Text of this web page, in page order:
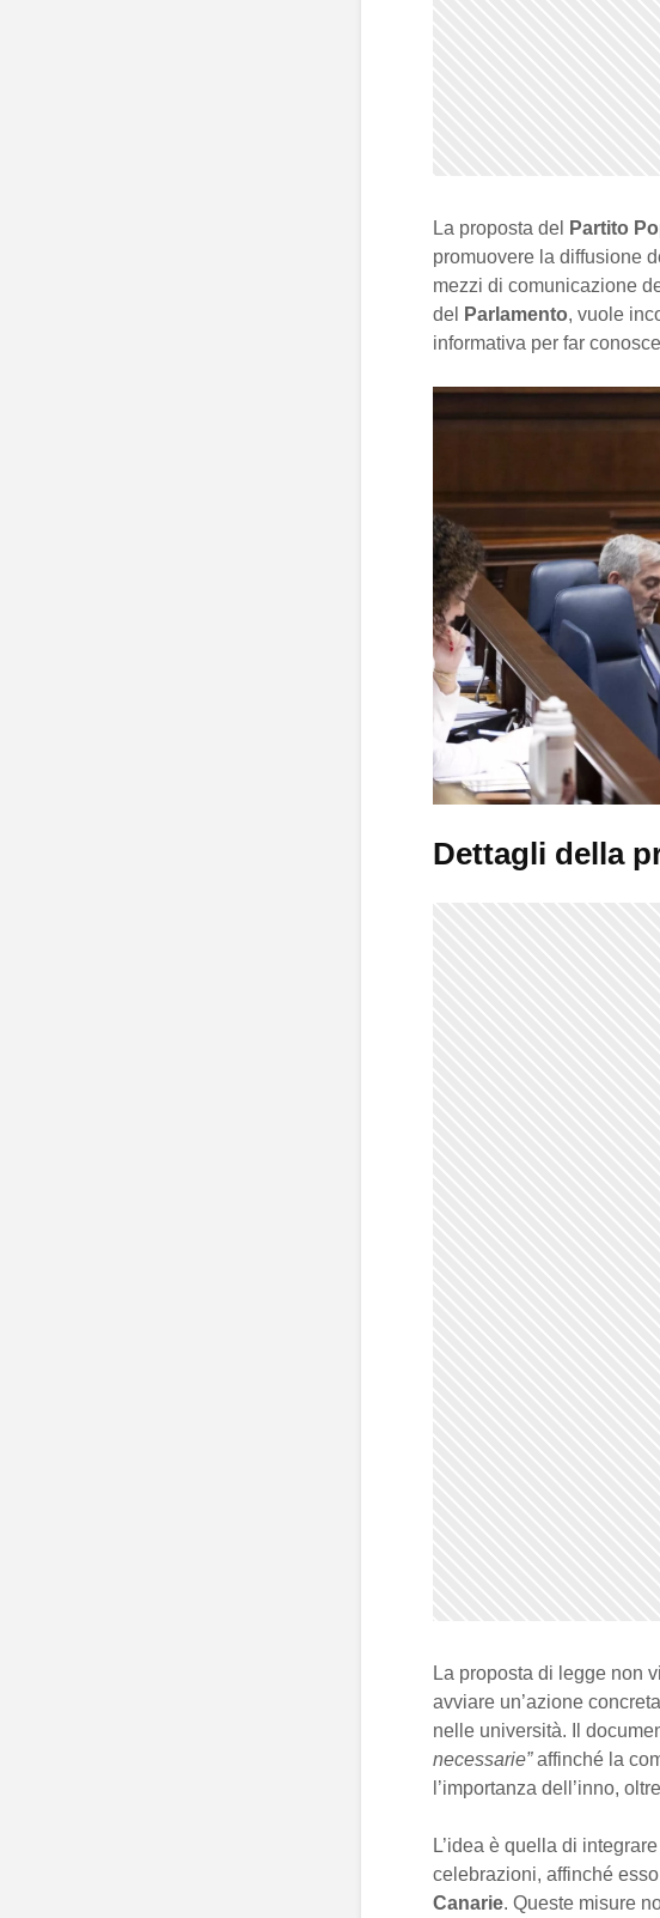
La proposta del Partito
promuovere la diffusione
mezzi di comunicazione
del
Parlamento, vuole
informativa per far
Dettagli della
La proposta di legge non
avviare un’azione
nelle università. Il
necessarie”affinché la
l’importanza dell’inno,
L’idea è quella di
celebrazioni, affinché
Canarie. Queste misure